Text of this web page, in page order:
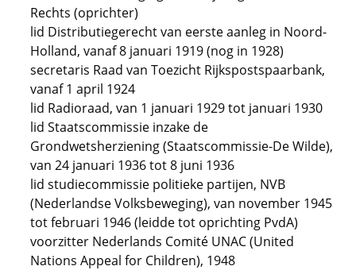
Rechts (oprichter)
lid Distributiegerecht van eerste aanleg in Noord-
Holland, vanaf 8 januari 1919 (nog in 1928)
secretaris Raad van Toezicht Rijkspostspaarbank,
vanaf 1 april 1924
lid Radioraad, van 1 januari 1929 tot januari 1930
lid Staatscommissie inzake de
Grondwetsherziening (Staatscommissie-De Wilde),
van 24 januari 1936 tot 8 juni 1936
lid studiecommissie politieke partijen, NVB
(Nederlandse Volksbeweging), van november 1945
tot februari 1946 (leidde tot oprichting PvdA)
voorzitter Nederlands Comité UNAC (United
Nations Appeal for Children), 1948